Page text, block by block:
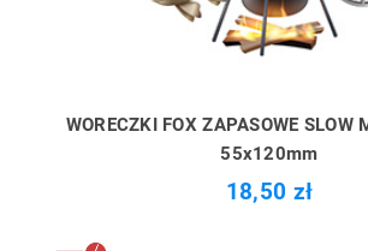
WORECZKI FOX ZAPASOWE SLOW
55x120mm
18,50 zł